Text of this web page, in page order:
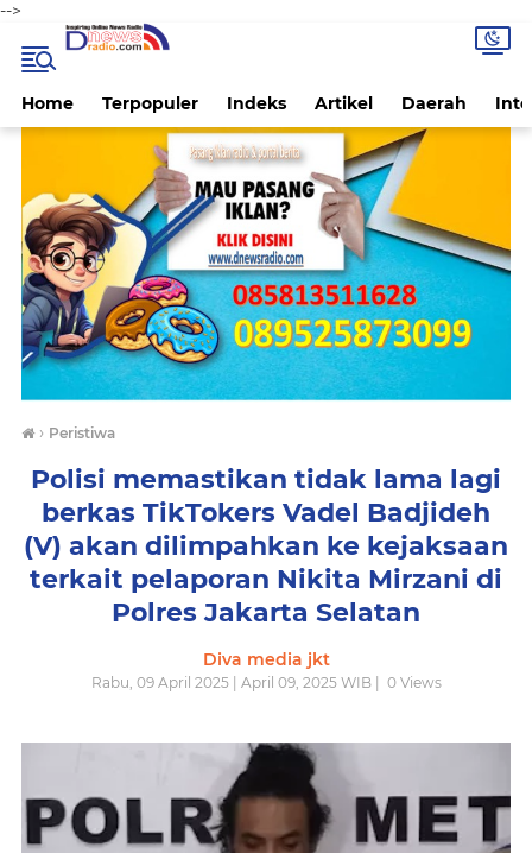
-->
Home Terpopuler Indeks Artikel Daerah
› Peristiwa
Polisi memastikan tidak lama lagi
berkas TikTokers Vadel Badjideh
(V) akan dilimpahkan ke kejaksaan
terkait pelaporan Nikita Mirzani di
Polres Jakarta Selatan
Diva media jkt
Rabu, 09 April 2025 | April 09, 2025 WIB | 0Views